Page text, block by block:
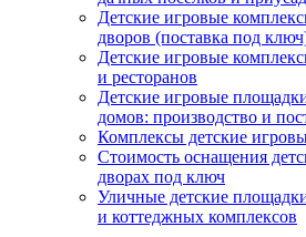
Детские игровые
дворов (поставка под
Детские игровые
и ресторанов
Детские игровые
домов: производство и
Комплексы детские
Стоимость оснащения
дворах под ключ
Уличные детские
и коттеджных комплексов